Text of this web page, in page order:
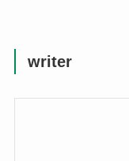
writer